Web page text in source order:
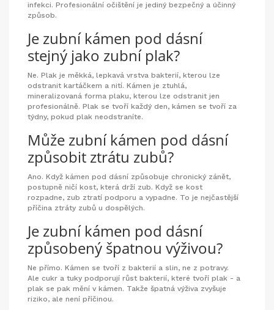
infekci. Profesionální očištění je jediný bezpečný a účinný
způsob.
Je zubní kámen pod dásní
stejný jako zubní plak?
Ne. Plak je měkká, lepkavá vrstva bakterií, kterou lze
odstranit kartáčkem a nití. Kámen je ztuhlá,
mineralizovaná forma plaku, kterou lze odstranit jen
profesionálně. Plak se tvoří každý den, kámen se tvoří za
týdny, pokud plak neodstraníte.
Může zubní kámen pod dásní
způsobit ztrátu zubů?
Ano. Když kámen pod dásní způsobuje chronický zánět,
postupně ničí kost, která drží zub. Když se kost
rozpadne, zub ztratí podporu a vypadne. To je nejčastější
příčina ztráty zubů u dospělých.
Je zubní kámen pod dásní
způsobený špatnou výživou?
Ne přímo. Kámen se tvoří z bakterií a slin, ne z potravy.
Ale cukr a tuky podporují růst bakterií, které tvoří plak - a
plak se pak mění v kámen. Takže špatná výživa zvyšuje
riziko, ale není příčinou.